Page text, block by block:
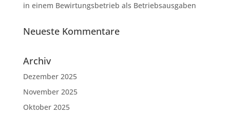
in einem Bewirtungsbetrieb als Betriebsausgaben
Neueste Kommentare
Archiv
Dezember 2025
November 2025
Oktober 2025